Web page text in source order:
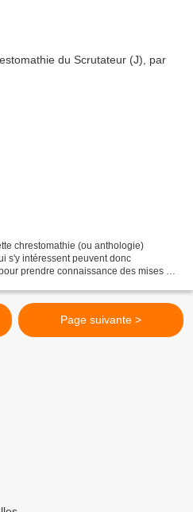
chrestomathie (ou anthologie)
s'y intéressent peuvent donc
prendre connaissance des mises à
Page suivante >